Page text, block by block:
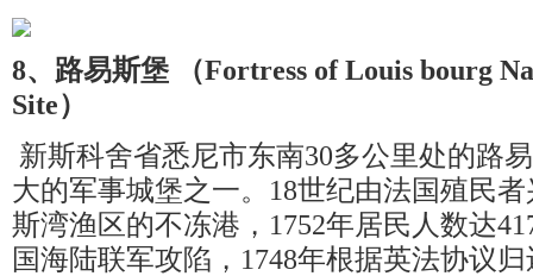
8、路易斯堡 （Fortress of Louis bourg
Site）
新斯科舍省悉尼市东南30多公里处的路
大的军事城堡之一。18世纪由法国殖民
斯湾渔区的不冻港，1752年居民人数达
国海陆联军攻陷，1748年根据英法协议